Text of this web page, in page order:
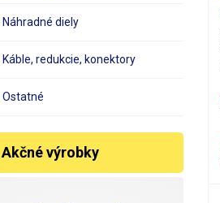
Náhradné diely
Káble, redukcie, konektory
Ostatné
Akčné výrobky